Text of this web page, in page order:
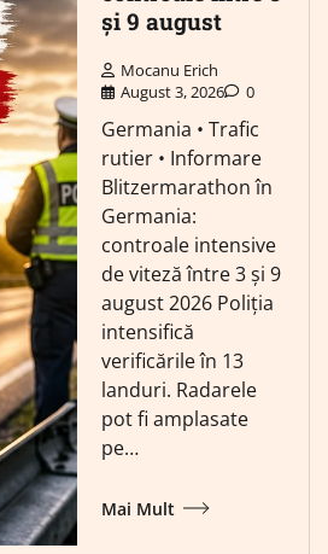
și 9 august
Mocanu Erich
August 3, 2026
0
Germania • Trafic
rutier • Informare
Blitzermarathon în
Germania:
controale intensive
de viteză între 3 și 9
august 2026 Poliția
intensifică
verificările în 13
landuri. Radarele
pot fi amplasate
pe…
Mai Mult